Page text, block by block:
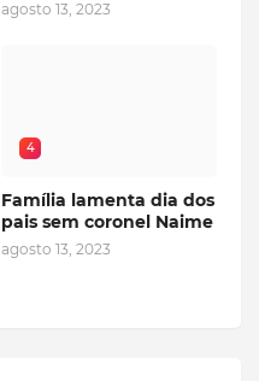
agosto 13, 2023
4
Família lamenta dia dos
pais sem coronel Naime
agosto 13, 2023